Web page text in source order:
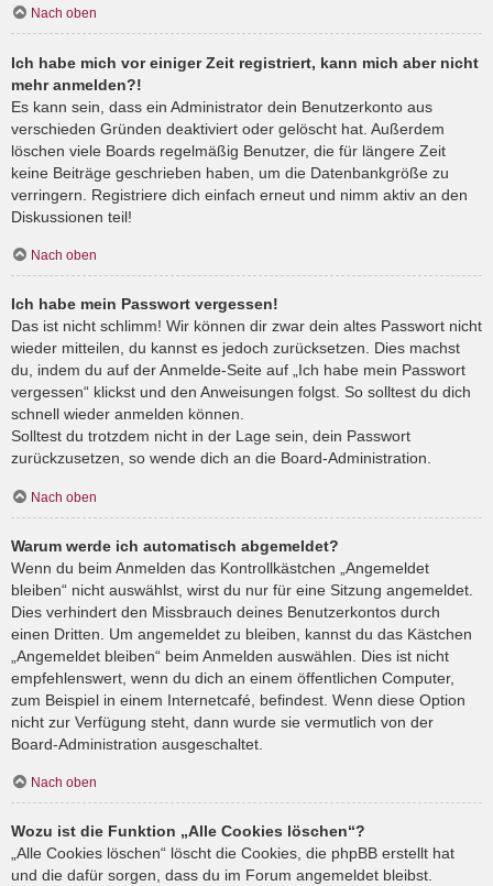
Nach oben
Ich habe mich vor einiger Zeit registriert, kann mich aber nicht
mehr anmelden?!
Es kann sein, dass ein Administrator dein Benutzerkonto aus
verschieden Gründen deaktiviert oder gelöscht hat. Außerdem
löschen viele Boards regelmäßig Benutzer, die für längere Zeit
keine Beiträge geschrieben haben, um die Datenbankgröße zu
verringern. Registriere dich einfach erneut und nimm aktiv an den
Diskussionen teil!
Nach oben
Ich habe mein Passwort vergessen!
Das ist nicht schlimm! Wir können dir zwar dein altes Passwort nicht
wieder mitteilen, du kannst es jedoch zurücksetzen. Dies machst
du, indem du auf der Anmelde-Seite auf „Ich habe mein Passwort
vergessen“ klickst und den Anweisungen folgst. So solltest du dich
schnell wieder anmelden können.
Solltest du trotzdem nicht in der Lage sein, dein Passwort
zurückzusetzen, so wende dich an die Board-Administration.
Nach oben
Warum werde ich automatisch abgemeldet?
Wenn du beim Anmelden das Kontrollkästchen „Angemeldet
bleiben“ nicht auswählst, wirst du nur für eine Sitzung angemeldet.
Dies verhindert den Missbrauch deines Benutzerkontos durch
einen Dritten. Um angemeldet zu bleiben, kannst du das Kästchen
„Angemeldet bleiben“ beim Anmelden auswählen. Dies ist nicht
empfehlenswert, wenn du dich an einem öffentlichen Computer,
zum Beispiel in einem Internetcafé, befindest. Wenn diese Option
nicht zur Verfügung steht, dann wurde sie vermutlich von der
Board-Administration ausgeschaltet.
Nach oben
Wozu ist die Funktion „Alle Cookies löschen“?
„Alle Cookies löschen“ löscht die Cookies, die phpBB erstellt hat
und die dafür sorgen, dass du im Forum angemeldet bleibst.